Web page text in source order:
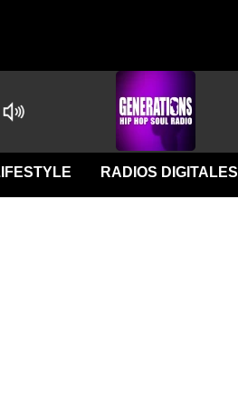
RADIOS DIGITALES